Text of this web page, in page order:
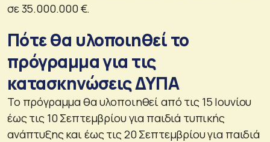
σε 35.000.000 €.
Πότε θα υλοποιηθεί το
πρόγραμμα για τις
κατασκηνώσεις ΔΥΠΑ
Το πρόγραμμα θα υλοποιηθεί από τις 15 Ιουνίου
έως τις 10 Σεπτεμβρίου για παιδιά τυπικής
ανάπτυξης και έως τις 20 Σεπτεμβρίου για παιδιά